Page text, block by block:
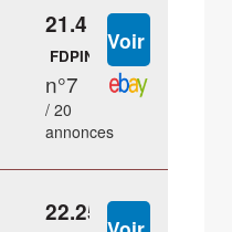
21.4 €
FDPIN
n°7
/ 20
annonces
22.25 €